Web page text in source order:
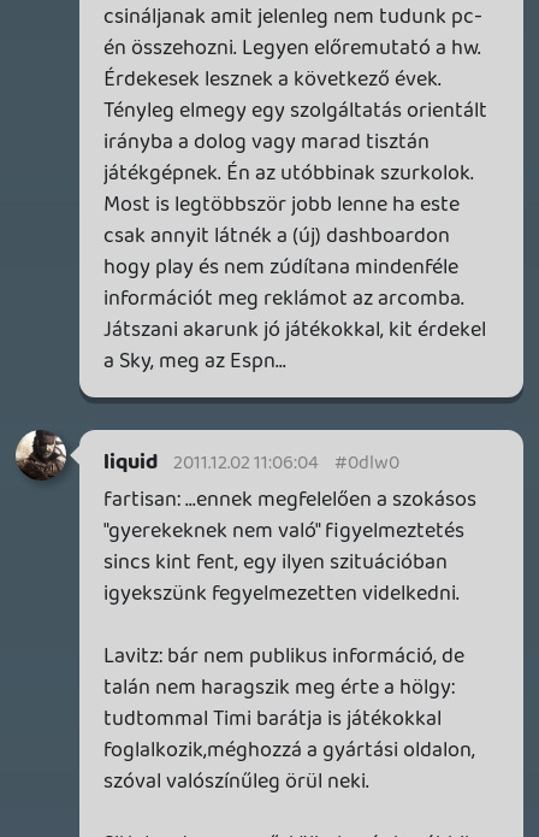
is csak egy része vagyunk a kelet-európai
blokknak.
A nextgen téma is érdekes, és nagyjából
egyetértek az elhangzottakkal. A
világválság közepén egy konzolgyártó
nehezen vállalhatja be, hogy többszáz
dollárt bukjon gépenként, így pedig nehéz
lesz elkezdeni a következő generációt.
herooftime 2011.12.01 12:07:35 #0dlvp
ugyan amerikában is ezt csinálják a japán
cégek (meg japánban is ezt csinálja sok
nyugati cég, mármint ott is vannak
csúszásök és meg nem jelenések)
céget olyanra kérnek ami nem biztos hogy
megéri nekik.
Insect
2011.12.01 11:11:14
2011.12.01 12:05:15 #0dlvo
Nem lett lesajnálva az Android. Ezen a
alatti), okostelefon-ficsörökkel szerelt,
játékképes mobilok, így ebből vesznek
többet - így került szóba, nem a minőség
okán.
Paragon 2011.12.01 07:28:35
ysoltee 2011.12.01 11:52:34 #0dlvn